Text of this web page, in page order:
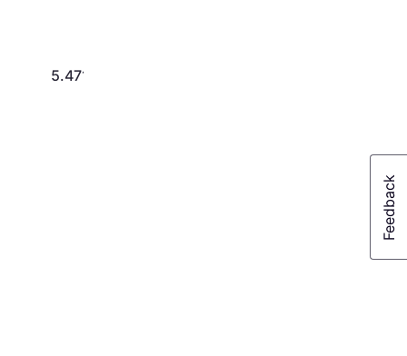
5.471 kr.